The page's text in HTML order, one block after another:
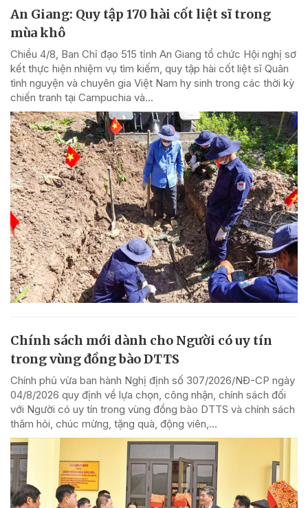
An Giang: Quy tập 170 hài cốt liệt sĩ trong
mùa khô
Chiều 4/8, Ban Chỉ đạo 515 tỉnh An Giang tổ chức Hội nghị sơ
kết thực hiện nhiệm vụ tìm kiếm, quy tập hài cốt liệt sĩ Quân
tình nguyện và chuyên gia Việt Nam hy sinh trong các thời kỳ
chiến tranh tại Campuchia và...
Chính sách mới dành cho Người có uy tín
trong vùng đồng bào DTTS
Chính phủ vừa ban hành Nghị định số 307/2026/NĐ-CP ngày
04/8/2026 quy định về lựa chọn, công nhận, chính sách đối
với Người có uy tín trong vùng đồng bào DTTS và chính sách
thăm hỏi, chúc mừng, tặng quà, động viên,...